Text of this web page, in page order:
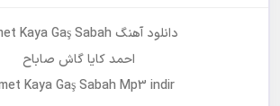
دانلود آهنگ Ahmet Kaya Gaş Sabah
احمد کایا گاش صاباح
Kaya Gaş Sabah Mp3 indir